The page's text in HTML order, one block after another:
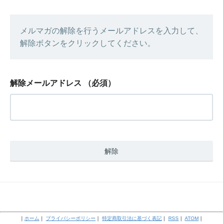
メルマガの解除を行うメールアドレスを入力して、
解除ボタンをクリックしてください。
解除メールアドレス （必須）
｜ ホーム ｜ プライバシーポリシー ｜ 特定商取引法に基づく表記 ｜ RSS ｜ ATOM ｜